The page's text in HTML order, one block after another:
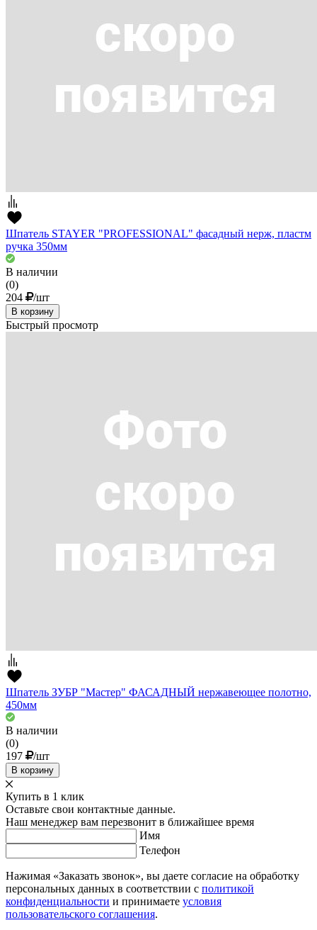
Шпатель STAYER "PROFESSIONAL" фасадный нерж, пластм
ручка 350мм
В наличии
(0)
204
/шт
В корзину
Быстрый просмотр
Шпатель ЗУБР "Мастер" ФАСАДНЫЙ нержавеющее полотно,
450мм
В наличии
(0)
197
/шт
В корзину
Купить в 1 клик
Оставьте свои контактные данные.
Наш менеджер вам перезвонит в ближайшее время
Имя
Телефон
Нажимая «Заказать звонок», вы даете согласие на обработку
персональных данных в соответствии с политикой
конфиденциальности и принимаете условия
пользовательского соглашения.